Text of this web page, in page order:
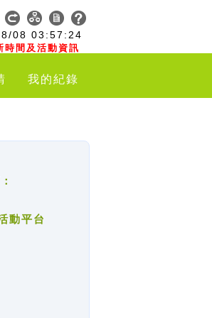
08 03:57:25
時間及活動資訊
我的紀錄
動平台